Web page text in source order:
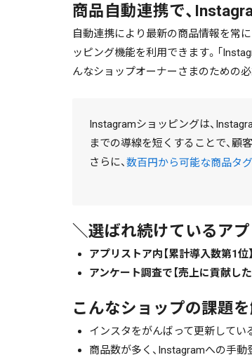
商品自動連携で、
自動連携により最新の商品情報を常
ッピング機能を利用できます。「
んなショップオーナーさまのための必
Instagramショッピングは、
までの導線を短くすることで、顧
さらに、数百円から可能な商品タ
＼選ばれ続けているア
アプリストア内【累計導入数第1位】
アンケート調査で【売上に貢献し
こんなショップの課題
インスタをがんばって更新してい
商品数が多く、Instagramへの手